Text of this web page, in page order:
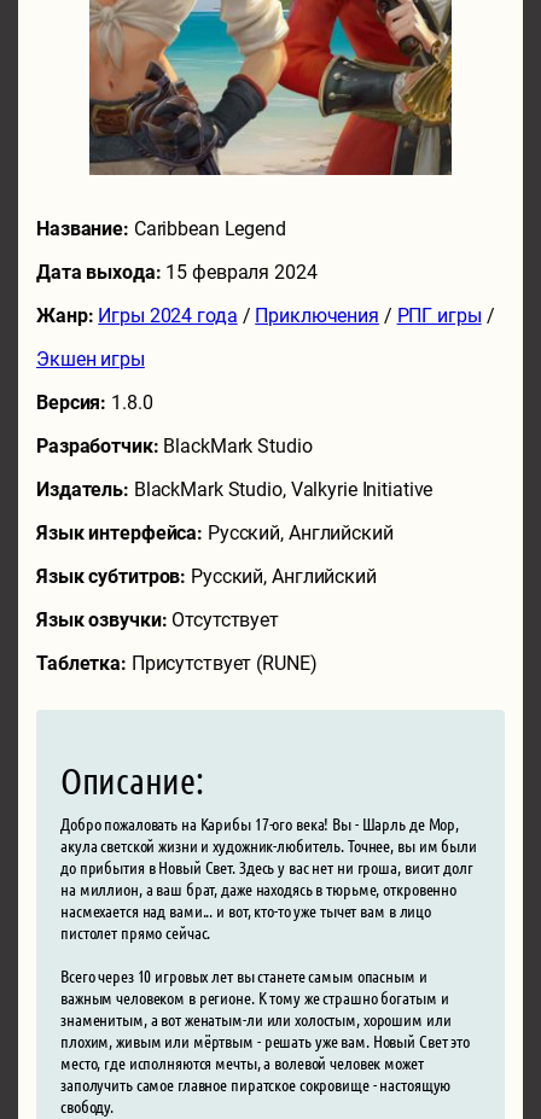
Название: Caribbean Legend
Дата выхода: 15 февраля 2024
Жанр: Игры 2024 года / Приключения / РПГ игры /
Экшен игры
Версия: 1.8.0
Разработчик: BlackMark Studio
Издатель: BlackMark Studio, Valkyrie Initiative
Язык интерфейса: Русский, Английский
Язык субтитров: Русский, Английский
Язык озвучки: Отсутствует
Таблетка: Присутствует (RUNE)
Описание:
Добро пожаловать на Карибы 17-ого века! Вы - Шарль де Мор,
акула светской жизни и художник-любитель. Точнее, вы им были
до прибытия в Новый Свет. Здесь у вас нет ни гроша, висит долг
на миллион, а ваш брат, даже находясь в тюрьме, откровенно
насмехается над вами... и вот, кто-то уже тычет вам в лицо
пистолет прямо сейчас.
Всего через 10 игровых лет вы станете самым опасным и
важным человеком в регионе. К тому же страшно богатым и
знаменитым, а вот женатым-ли или холостым, хорошим или
плохим, живым или мёртвым - решать уже вам. Новый Свет это
место, где исполняются мечты, а волевой человек может
заполучить самое главное пиратское сокровище - настоящую
свободу.